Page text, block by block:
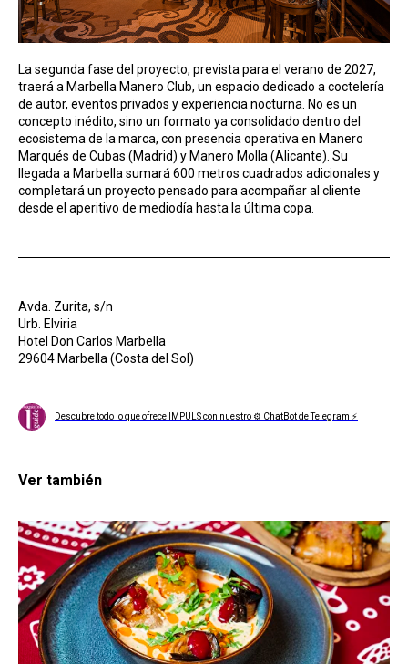
La segunda fase del proyecto, prevista para el verano de 2027,
traerá a Marbella Manero Club, un espacio dedicado a coctelería
de autor, eventos privados y experiencia nocturna. No es un
concepto inédito, sino un formato ya consolidado dentro del
ecosistema de la marca, con presencia operativa en Manero
Marqués de Cubas (Madrid) y Manero Molla (Alicante). Su
llegada a Marbella sumará 600 metros cuadrados adicionales y
completará un proyecto pensado para acompañar al cliente
desde el aperitivo de mediodía hasta la última copa.
Avda. Zurita, s/n
Urb. Elviria
Hotel Don Carlos Marbella
29604 Marbella (Costa del Sol)
Descubre todo lo que ofrece IMPULS con nuestro ⚙ ChatBot de Telegram ⚡
Ver también